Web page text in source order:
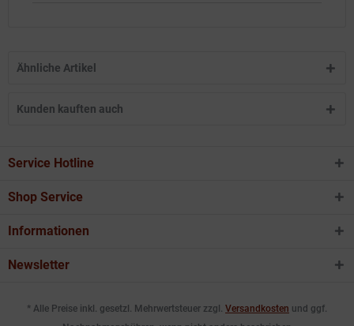
Ähnliche Artikel
Kunden kauften auch
Service Hotline
Shop Service
Informationen
Newsletter
* Alle Preise inkl. gesetzl. Mehrwertsteuer zzgl. Versandkosten und ggf.